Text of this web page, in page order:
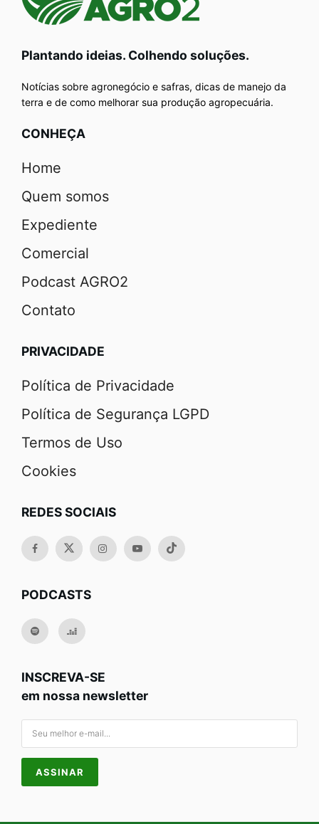
Plantando ideias. Colhendo soluções.
Notícias sobre agronegócio e safras, dicas de manejo da
terra e de como melhorar sua produção agropecuária.
CONHEÇA
Home
Quem somos
Expediente
Comercial
Podcast AGRO2
Contato
PRIVACIDADE
Política de Privacidade
Política de Segurança LGPD
Termos de Uso
Cookies
REDES SOCIAIS
PODCASTS
INSCREVA-SE
em nossa newsletter